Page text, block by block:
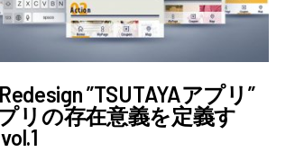
”TSUTAYAアプリ”
リの存在意義を定義す